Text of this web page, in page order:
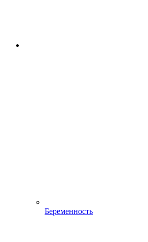
Беременность